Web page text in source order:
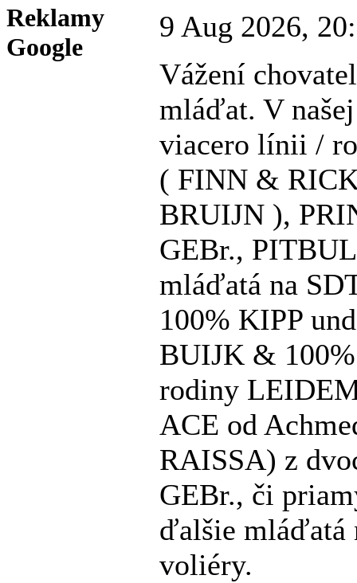
Reklamy
Google
9 Aug 2026,
Vážení
mláďat. V
viacero línii /
( FINN &
BRUIJN ),
GEBr.,
mláďatá na
100% KIPP
BUIJK &
rodiny
ACE od
RAISSA) z
GEBr., či
ďalšie mláďatá
voliéry.